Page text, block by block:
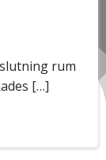
rum
[…]